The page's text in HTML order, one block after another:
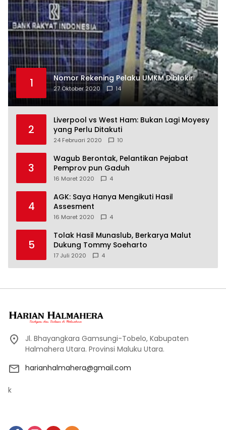
1 Nomor Rekening Pelaku UMKM Diblokir
27 Oktober 2020 14
2
Liverpool vs West Ham: Bukan Lagi Moyesy
yang Perlu Ditakuti
24 Februari 2020 10
3
Wagub Berontak, Pelantikan Pejabat
Pemprov pun Gaduh
16 Maret 2020 4
4
AGK: Saya Hanya Mengikuti Hasil
Assesment
16 Maret 2020 4
5
Tolak Hasil Munaslub, Berkarya Malut
Dukung Tommy Soeharto
17 Juli 2020 4
Jl. Bhayangkara Gamsungi-Tobelo, Kabupaten
Halmahera Utara. Provinsi Maluku Utara.
harianhalmahera@gmail.com
k